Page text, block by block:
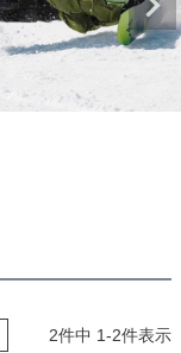
2件中 1-2件表示